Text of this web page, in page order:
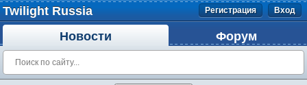
Twilight Russia Регистрация Вход
Новости Форум